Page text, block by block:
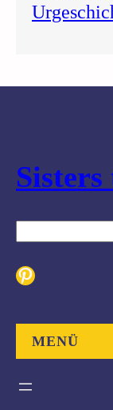
c
h
n
Pinterest
MENÜ